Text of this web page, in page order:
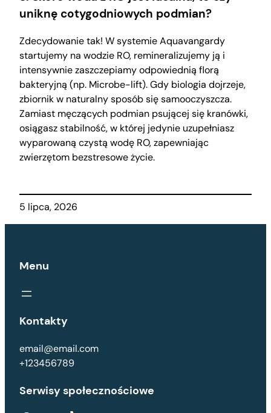
uniknę cotygodniowych podmian?
Zdecydowanie tak! W systemie Aquavangardy
startujemy na wodzie RO, remineralizujemy ją i
intensywnie zaszczepiamy odpowiednią florą
bakteryjną (np. Microbe-lift). Gdy biologia dojrzeje,
zbiornik w naturalny sposób się samooczyszcza.
Zamiast męczących podmian psującej się kranówki,
osiągasz stabilność, w której jedynie uzupełniasz
wyparowaną czystą wodę RO, zapewniając
zwierzętom bezstresowe życie.
5 lipca, 2026
Menu
Kontakty
email@email.com
+123456789
Serwisy społecznościowe